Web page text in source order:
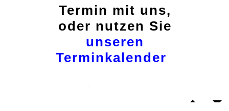
Termin mit uns,
oder nutzen Sie
unseren
Terminkalender